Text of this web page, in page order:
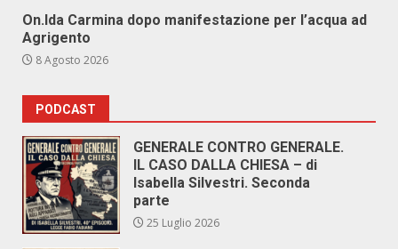
On.Ida Carmina dopo manifestazione per l’acqua ad
Agrigento
8 Agosto 2026
PODCAST
GENERALE CONTRO GENERALE.
IL CASO DALLA CHIESA – di
Isabella Silvestri. Seconda
parte
25 Luglio 2026